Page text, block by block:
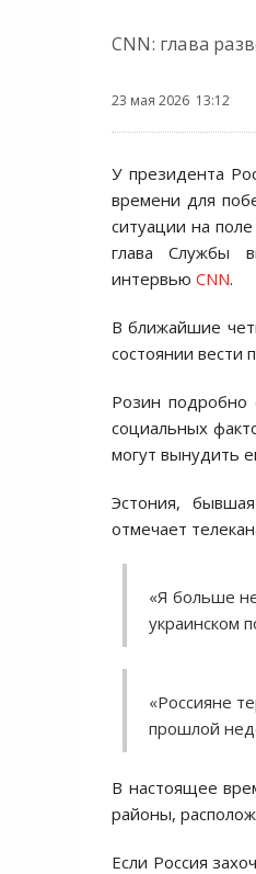
CNN: глава
23 мая 2026 13:12
У президента
времени для
ситуации на
глава Службы
интервью CNN.
В ближайшие
состоянии вести
Розин подробно
социальных
могут вынудить
Эстония,
отмечает
«Я больше
украинском
«Россияне
прошлой
В настоящее
районы,
Если Россия